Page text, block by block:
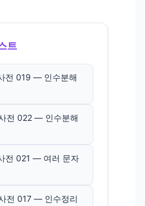
트
전 019 — 인수분해
전 022 — 인수분해
전 021 — 여러 문자
전 017 — 인수정리